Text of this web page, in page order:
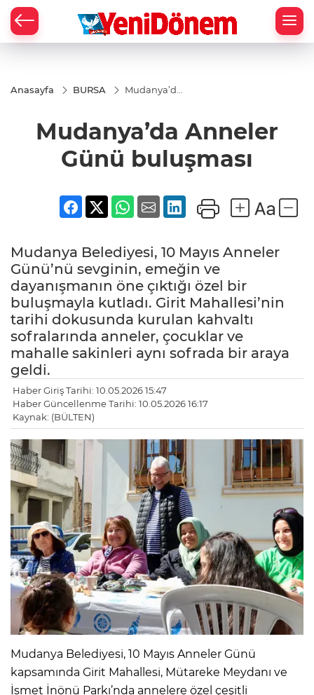
Anasayfa BURSA
Mudanya’da
buluşması
Mudanya’da Anneler
Günü buluşması
Mudanya Belediyesi, 10 Mayıs Anneler
Günü’nü sevginin, emeğin ve
dayanışmanın öne çıktığı özel bir
buluşmayla kutladı. Girit Mahallesi’nin
tarihi dokusunda kurulan kahvaltı
sofralarında anneler, çocuklar ve
mahalle sakinleri aynı sofrada bir araya
geldi.
Haber Giriş Tarihi: 10.05.2026 15:47
Haber Güncellenme Tarihi: 10.05.2026 16:17
Kaynak: (BÜLTEN)
Mudanya Belediyesi, 10 Mayıs Anneler Günü
kapsamında Girit Mahallesi, Mütareke Meydanı ve
İsmet İnönü Parkı’nda annelere özel çeşitli